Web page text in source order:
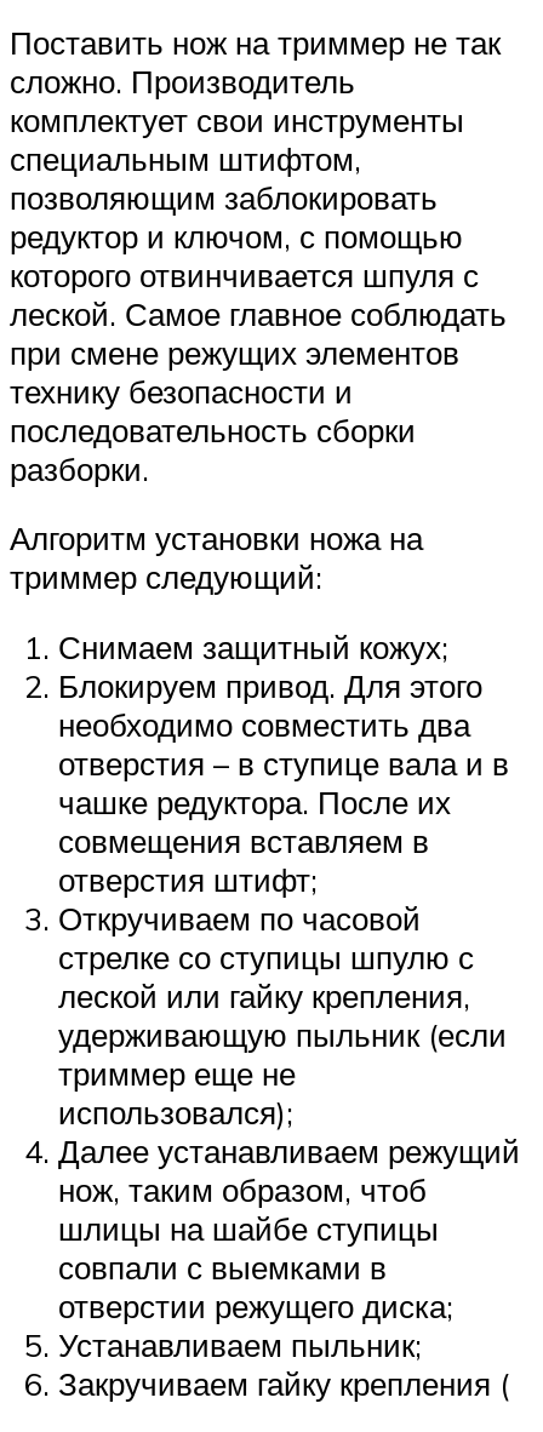
Поставить нож на триммер не так
сложно. Производитель
комплектует свои инструменты
специальным штифтом,
позволяющим заблокировать
редуктор и ключом, с помощью
которого отвинчивается шпуля с
леской. Самое главное соблюдать
при смене режущих элементов
технику безопасности и
последовательность сборки
разборки.
Алгоритм установки ножа на
триммер следующий:
Снимаем защитный кожух;
Блокируем привод. Для этого
необходимо совместить два
отверстия – в ступице вала и в
чашке редуктора. После их
совмещения вставляем в
отверстия штифт;
Откручиваем по часовой
стрелке со ступицы шпулю с
леской или гайку крепления,
удерживающую пыльник (если
триммер еще не
использовался);
Далее устанавливаем режущий
нож, таким образом, чтоб
шлицы на шайбе ступицы
совпали с выемками в
отверстии режущего диска;
Устанавливаем пыльник;
Закручиваем гайку крепления (